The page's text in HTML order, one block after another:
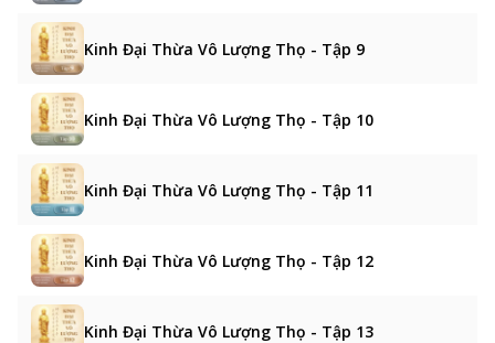
Kinh Đại Thừa Vô Lượng Thọ - Tập 9
Kinh Đại Thừa Vô Lượng Thọ - Tập 10
Kinh Đại Thừa Vô Lượng Thọ - Tập 11
Kinh Đại Thừa Vô Lượng Thọ - Tập 12
Kinh Đại Thừa Vô Lượng Thọ - Tập 13